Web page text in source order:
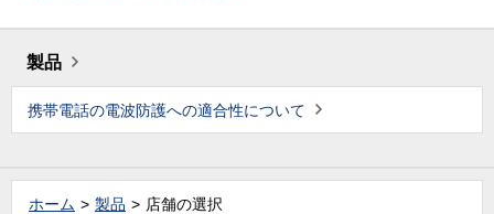
製品
携帯電話の電波防護への適合性について
ホーム 製品 店舗の選択